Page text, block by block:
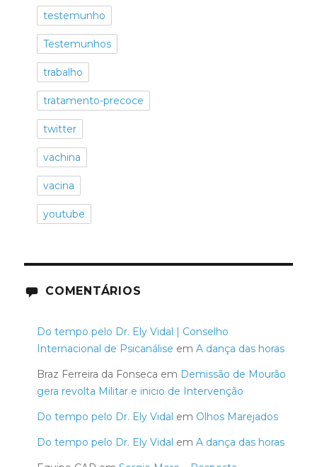
testemunho
Testemunhos
trabalho
tratamento-precoce
twitter
vachina
vacina
youtube
COMENTÁRIOS
Do tempo pelo Dr. Ely Vidal | Conselho
Internacional de Psicanálise em A dança das horas
Braz Ferreira da Fonseca em Demissão de Mourão
gera revolta Militar e inicio de Intervenção
Do tempo pelo Dr. Ely Vidal em Olhos Marejados
Do tempo pelo Dr. Ely Vidal em A dança das horas